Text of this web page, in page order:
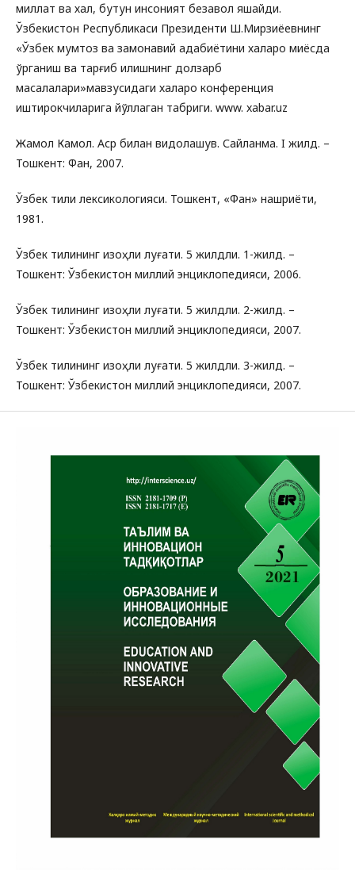
миллат ва халқ, бутун инсоният безавол яшайди.
Ўзбекистон Республикаси Президенти Ш.Мирзиёевнинг
«Ўзбек мумтоз ва замонавий адабиётини халқаро миқёсда
ўрганиш ва тарғиб қилишнинг долзарб
масалалари»мавзусидаги халқаро конференция
иштирокчиларига йўллаган табриги. www. xabar.uz
Жамол Камол. Аср билан видолашув. Сайланма. I жилд. –
Тошкент: Фан, 2007.
Ўзбек тили лексикологияси. Тошкент, «Фан» нашриёти,
1981.
Ўзбек тилининг изоҳли луғати. 5 жилдли. 1-жилд. –
Тошкент: Ўзбекистон миллий энциклопедияси, 2006.
Ўзбек тилининг изоҳли луғати. 5 жилдли. 2-жилд. –
Тошкент: Ўзбекистон миллий энциклопедияси, 2007.
Ўзбек тилининг изоҳли луғати. 5 жилдли. 3-жилд. –
Тошкент: Ўзбекистон миллий энциклопедияси, 2007.